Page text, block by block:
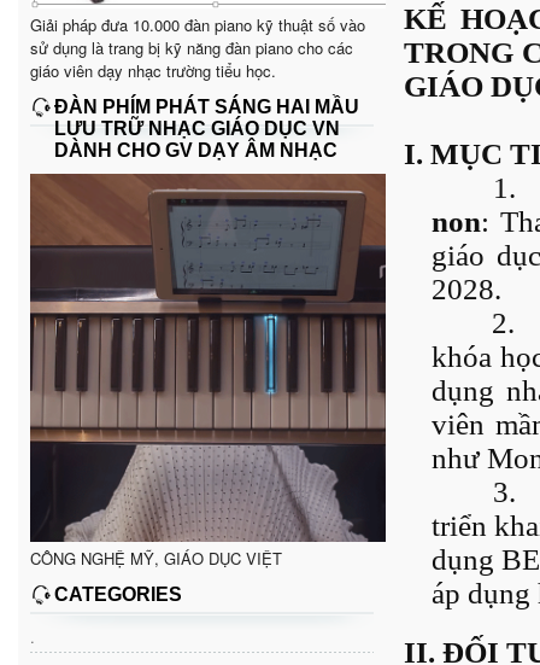
Giải pháp đưa 10.000 đàn piano kỹ thuật số vào
sử dụng là trang bị kỹ năng đàn piano cho các
giáo viên dạy nhạc trường tiểu học.
ĐÀN PHÍM PHÁT SÁNG HAI MẦU
LƯU TRỮ NHẠC GIÁO DỤC VN
DÀNH CHO GV DẠY ÂM NHẠC
CÔNG NGHỆ MỸ, GIÁO DỤC VIỆT
CATEGORIES
.
KẾ
TRONG
GIÁO
I. MỤC
1.
non:
giáo
2028.
2.
khóa
dụng
viên
như
3.
triển
dụng
áp dụng
II. ĐỐI